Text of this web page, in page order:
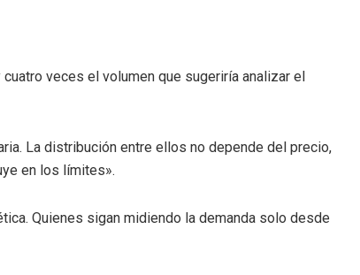
veces el volumen que sugeriría analizar el
La distribución entre ellos no depende del precio,
en los límites».
Quienes sigan midiendo la demanda solo desde